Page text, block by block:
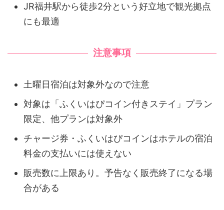
JR福井駅から徒歩2分という好立地で観光拠点
にも最適
注意事項
土曜日宿泊は対象外なので注意
対象は「ふくいはぴコイン付きステイ」プラン
限定、他プランは対象外
チャージ券・ふくいはぴコインはホテルの宿泊
料金の支払いには使えない
販売数に上限あり。予告なく販売終了になる場
合がある